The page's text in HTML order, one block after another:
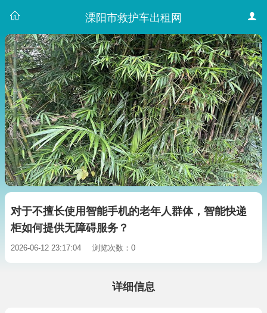
溧阳市救护车出租网
对于不擅长使用智能手机的老年人群体，智能快递
柜如何提供无障碍服务？
2026-06-12 23:17:04 浏览次数：0
详细信息